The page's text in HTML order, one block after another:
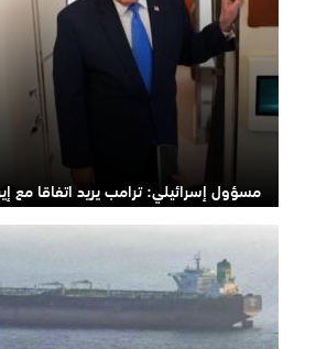
مسؤول إسرائيلي: ترامب يريد اتفاقا مع